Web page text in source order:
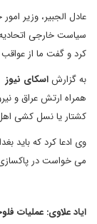
عادل الجبیر، وزیر
سیاست خارجی اتحادیه
کرد و گفت ما از عواقب
به گزارشاسکای نیوز
همراه ارتش عراق و
کشتار یا نسل کشی
وی ادعا کرد که باید
می خواست در
ایاد علاوی: عملیات